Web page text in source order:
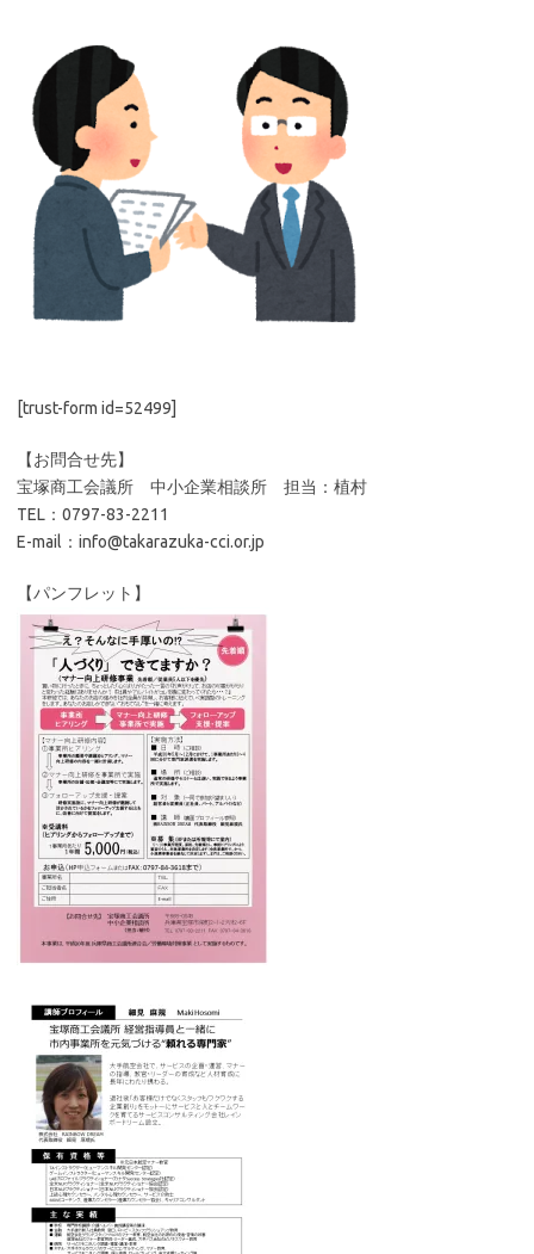
[trust-form id=52499]
【お問合せ先】
宝塚商工会議所 中小企業相談所 担当：植村
TEL：0797-83-2211
E-mail：info@takarazuka-cci.or.jp
【パンフレット】